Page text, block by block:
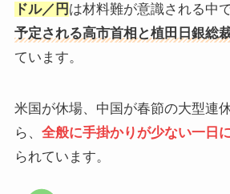
ドル／円 は材料難が意識される中で
予定される高市首相と植田日銀総
ています。
米国が休場、中国が春節の大型連
ら、 全般に手掛かりが少ない一日
られています。